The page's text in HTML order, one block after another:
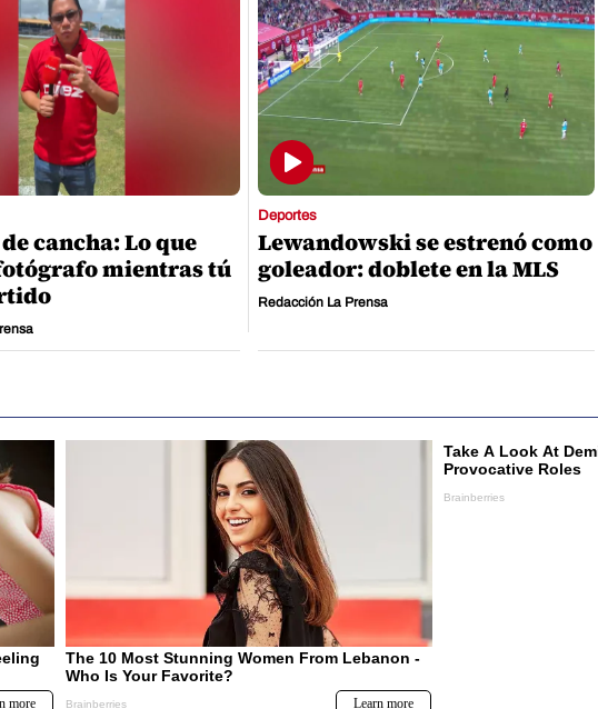
cancha: Lo que
mientras tú
Deportes
Lewandowski se estrenó como
goleador: doblete en la MLS
Redacción La Prensa